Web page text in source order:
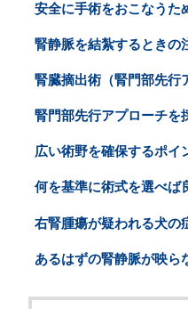
安全に手術をおこなうた
腎静脈を結紮するときの
腎臓摘出術（腎門部先行
腎門部先行アプローチを
広い術野を確保するポイ
何を基準に術式を選べば
右腎腫瘍が疑われる犬の
あるはずの腎静脈が映ら